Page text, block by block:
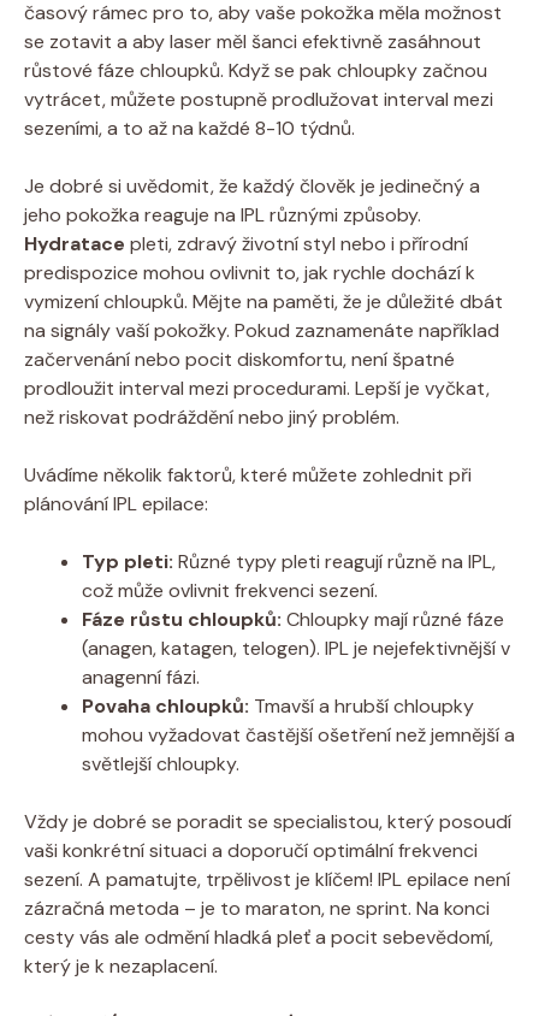
časový rámec pro to, aby vaše pokožka měla možnost
se zotavit a aby laser měl šanci efektivně zasáhnout
růstové fáze chloupků. Když se pak chloupky začnou
vytrácet, můžete postupně prodlužovat interval mezi
sezeními, a to až na každé 8-10 týdnů.
Je dobré si uvědomit, že každý člověk je jedinečný a
jeho pokožka reaguje na IPL různými způsoby.
Hydratace pleti, zdravý životní styl nebo i přírodní
predispozice mohou ovlivnit to, jak rychle dochází k
vymizení chloupků. Mějte na paměti, že je důležité dbát
na signály vaší pokožky. Pokud zaznamenáte například
začervenání nebo pocit diskomfortu, není špatné
prodloužit interval mezi procedurami. Lepší je vyčkat,
než riskovat podráždění nebo jiný problém.
Uvádíme několik faktorů, které můžete zohlednit při
plánování IPL epilace:
Typ pleti: Různé typy pleti reagují různě na IPL,
což může ovlivnit frekvenci sezení.
Fáze růstu chloupků: Chloupky mají různé fáze
(anagen, katagen, telogen). IPL je nejefektivnější v
anagenní fázi.
Povaha chloupků: Tmavší a hrubší chloupky
mohou vyžadovat častější ošetření než jemnější a
světlejší chloupky.
Vždy je dobré se poradit se specialistou, který posoudí
vaši konkrétní situaci a doporučí optimální frekvenci
sezení. A pamatujte, trpělivost je klíčem! IPL epilace není
zázračná metoda – je to maraton, ne sprint. Na konci
cesty vás ale odmění hladká pleť a pocit sebevědomí,
který je k nezaplacení.